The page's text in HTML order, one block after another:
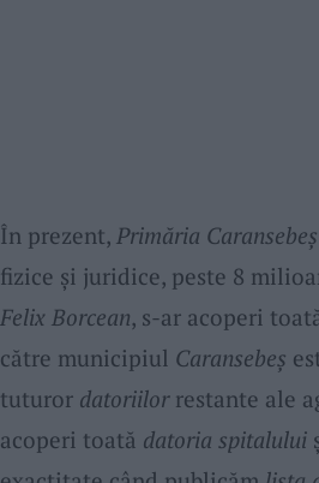
În prezent, Primăria Caransebeș
fizice și juridice, peste 8
Felix Borcean, s-ar acoperi
către municipiul Caransebeș
tuturor datoriilorrestante ale
acoperi toată datoria spitalului